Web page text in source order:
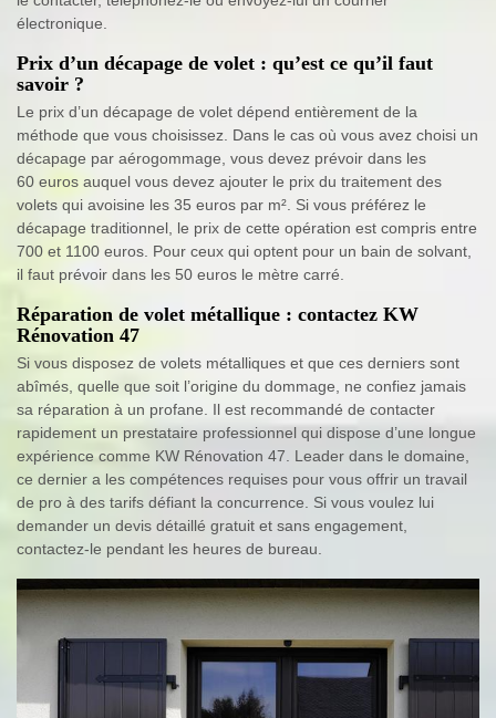
électronique.
Prix d’un décapage de volet : qu’est ce qu’il faut
savoir ?
Le prix d’un décapage de volet dépend entièrement de la
méthode que vous choisissez. Dans le cas où vous avez choisi un
décapage par aérogommage, vous devez prévoir dans les
60 euros auquel vous devez ajouter le prix du traitement des
volets qui avoisine les 35 euros par m². Si vous préférez le
décapage traditionnel, le prix de cette opération est compris entre
700 et 1100 euros. Pour ceux qui optent pour un bain de solvant,
il faut prévoir dans les 50 euros le mètre carré.
Réparation de volet métallique : contactez KW
Rénovation 47
Si vous disposez de volets métalliques et que ces derniers sont
abîmés, quelle que soit l’origine du dommage, ne confiez jamais
sa réparation à un profane. Il est recommandé de contacter
rapidement un prestataire professionnel qui dispose d’une longue
expérience comme KW Rénovation 47. Leader dans le domaine,
ce dernier a les compétences requises pour vous offrir un travail
de pro à des tarifs défiant la concurrence. Si vous voulez lui
demander un devis détaillé gratuit et sans engagement,
contactez-le pendant les heures de bureau.